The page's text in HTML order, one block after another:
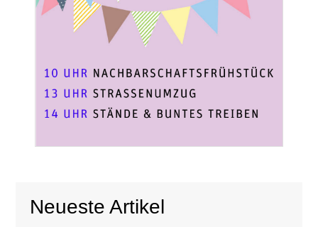
Neueste Artikel